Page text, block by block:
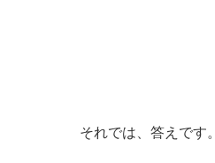
それでは、答えです。